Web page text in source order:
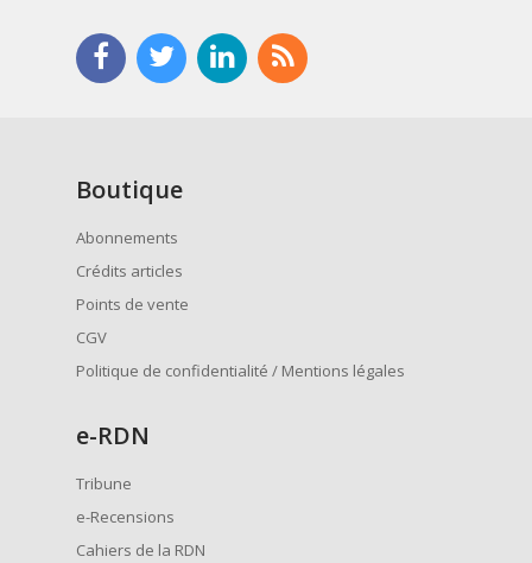
Boutique
Abonnements
Crédits articles
Points de vente
CGV
Politique de confidentialité / Mentions légales
e-RDN
Tribune
e-Recensions
Cahiers de la RDN